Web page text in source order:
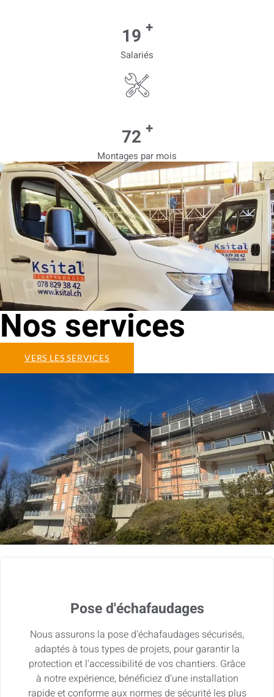
20 +
Salariés
80 +
Montages par mois
Nos services
VERS LES SERVICES
Pose d'échafaudages
Nous assurons la pose d'échafaudages sécurisés,
adaptés à tous types de projets, pour garantir la
protection et l'accessibilité de vos chantiers. Grâce
à notre expérience, bénéficiez d'une installation
rapide et conforme aux normes de sécurité les plus